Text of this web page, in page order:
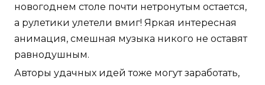
новогоднем столе почти нетронутым остается,
а рулетики улетели вмиг! Яркая интересная
анимация, смешная музыка никого не оставят
равнодушным.
Авторы удачных идей тоже могут заработать,